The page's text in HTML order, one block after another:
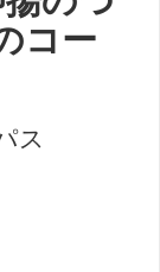
コー
ス